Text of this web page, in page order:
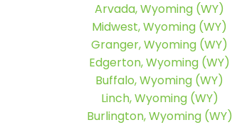
Arvada, Wyoming (WY)
Midwest, Wyoming (WY)
Granger, Wyoming (WY)
Edgerton, Wyoming (WY)
Buffalo, Wyoming (WY)
Linch, Wyoming (WY)
Burlington, Wyoming (WY)